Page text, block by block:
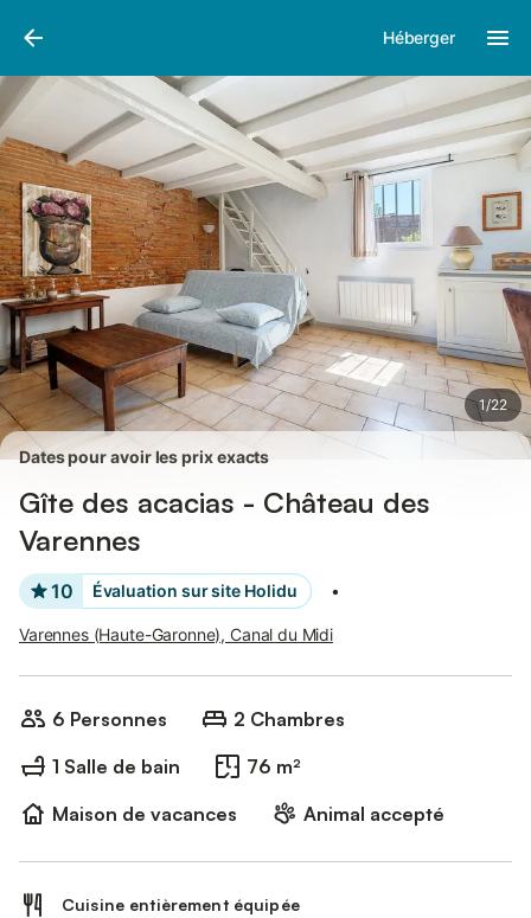
Héberger
1/22
Photos
Dates pour avoir les prix exacts
Gîte des acacias - Château des
Varennes
10 Évaluation sur site Holidu •
Varennes (Haute-Garonne), Canal du Midi
6 Personnes
2 Chambres
1 Salle de bain
76 m²
Maison de vacances
Animal accepté
Cuisine entièrement équipée